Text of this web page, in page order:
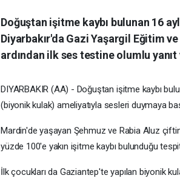
Doğuştan işitme kaybı bulunan 16
Diyarbakır'da Gazi Yaşargil Eğitim
ardından ilk ses testine olumlu
DIYARBAKIR (AA) - Doğuştan işitme kaybı
(biyonik kulak) ameliyatıyla sesleri duymaya
Mardin'de yaşayan Şehmuz ve Rabia Aluz
yüzde 100'e yakın işitme kaybı bulunduğu
İlk çocukları da Gaziantep'te yapılan biyonik